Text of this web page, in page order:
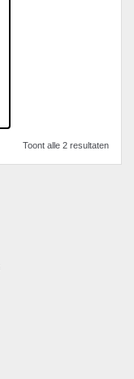
Toont alle 2 resultaten